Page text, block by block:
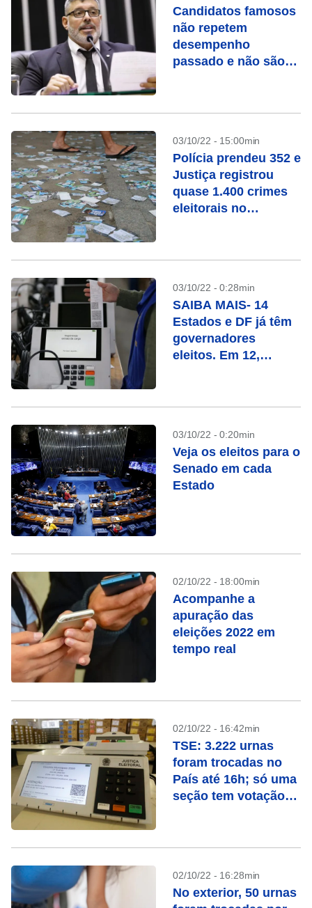
Candidatos famosos
não repetem
desempenho
passado e não são
03/10/22 - 15:00min
Polícia prendeu 352 e
Justiça registrou
quase 1.400 crimes
eleitorais no
03/10/22 - 0:28min
SAIBA MAIS- 14
Estados e DF já têm
governadores
eleitos. Em 12,
03/10/22 - 0:20min
Veja os eleitos para o
Senado em cada
Estado
02/10/22 - 18:00min
Acompanhe a
apuração das
eleições 2022 em
tempo real
02/10/22 - 16:42min
TSE: 3.222 urnas
foram trocadas no
País até 16h; só uma
seção tem votação
02/10/22 - 16:28min
No exterior, 50 urnas